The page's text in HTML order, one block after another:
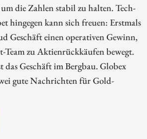
die Zahlen stabil zu halten. Tech-
hingegen kann sich freuen: Erstmals
Geschäft einen operativen Gewinn,
Team zu Aktienrückkäufen bewegt.
das Geschäft im Bergbau. Globex
gute Nachrichten für Gold-